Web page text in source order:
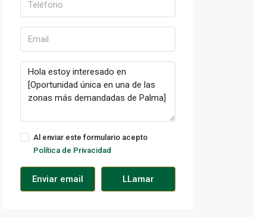
Al enviar este formulario acepto
Política de Privacidad
Enviar email LLamar